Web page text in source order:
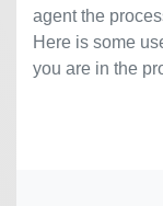
agent the
Here is some
you are in the